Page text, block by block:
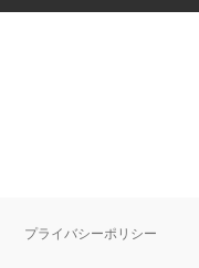
プライバシーポリシー